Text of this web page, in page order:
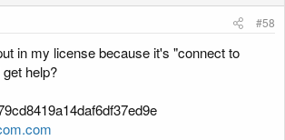
#58
in my license because it's "connect to
help?